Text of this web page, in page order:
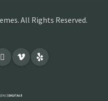
All Rights Reserved.